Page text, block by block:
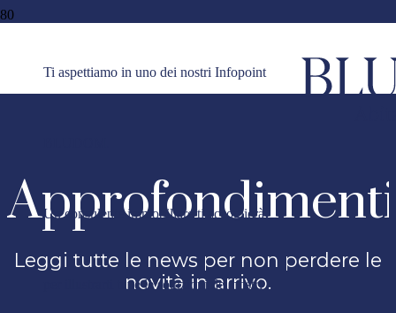
Vai al contenuto principale
Ti aspettiamo in uno dei nostri Infopoint
Un consulente immobiliare ti accoglierà
per illustrarti tutte le soluzioni dei nostri
Approfondimenti
Leggi tutte le news per non perdere le
novità in arrivo.